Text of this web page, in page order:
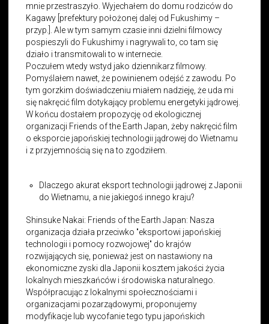
mnie przestraszyło. Wyjechałem do domu rodziców do
Kagawy [prefektury położonej dalej od Fukushimy –
przyp.]. Ale w tym samym czasie inni dzielni filmowcy
pospieszyli do Fukushimy i nagrywali to, co tam się
działo i transmitowali to w internecie.
Poczułem wtedy wstyd jako dziennikarz filmowy.
Pomyślałem nawet, że powinienem odejść z zawodu. Po
tym gorzkim doświadczeniu miałem nadzieję, że uda mi
się nakręcić film dotykający problemu energetyki jądrowej.
W końcu dostałem propozycję od ekologicznej
organizacji Friends of the Earth Japan, żeby nakręcić film
o eksporcie japońskiej technologii jądrowej do Wietnamu
i z przyjemnością się na to zgodziłem.
Dlaczego akurat eksport technologii jądrowej z Japonii
do Wietnamu, a nie jakiegoś innego kraju?
Shinsuke Nakai: Friends of the Earth Japan: Nasza
organizacja działa przeciwko "eksportowi japońskiej
technologii i pomocy rozwojowej" do krajów
rozwijających się, ponieważ jest on nastawiony na
ekonomiczne zyski dla Japonii kosztem jakości życia
lokalnych mieszkańców i środowiska naturalnego.
Współpracując z lokalnymi społecznościami i
organizacjami pozarządowymi, proponujemy
modyfikacje lub wycofanie tego typu japońskich